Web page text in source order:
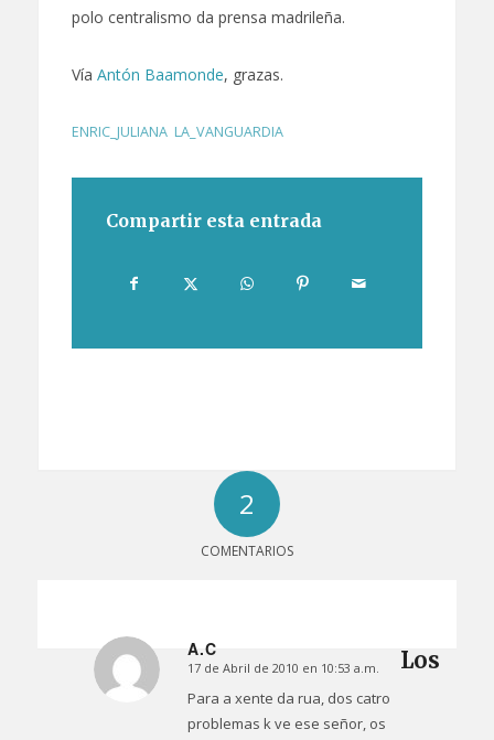
polo centralismo da prensa madrileña.
Vía Antón Baamonde, grazas.
ENRIC_JULIANA, LA_VANGUARDIA
Compartir esta entrada
2
COMENTARIOS
A.C
Dice:
17 de Abril de 2010 en 10:53 a.m.
Para a xente da rua, dos catro
problemas k ve ese señor, os
Los